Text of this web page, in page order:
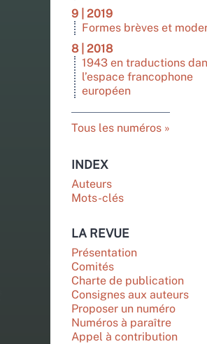
9 | 2019
Formes brèves et
8 | 2018
1943 en traductions
l’espace francophone
européen
Tous les numéros
INDEX
Auteurs
Mots-clés
LA REVUE
Présentation
Comités
Charte de publication
Consignes aux auteurs
Proposer un numéro
Numéros à paraître
Appel à contribution